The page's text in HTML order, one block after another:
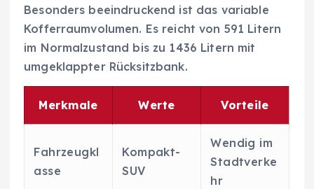
Besonders beeindruckend ist das variable
Kofferraumvolumen. Es reicht von 591 Litern
im Normalzustand bis zu 1436 Litern mit
umgeklappter Rücksitzbank.
Merkmale Werte Vorteile
Fahrzeugkl
asse
Kompakt-
SUV
Wendig im
Stadtverke
hr